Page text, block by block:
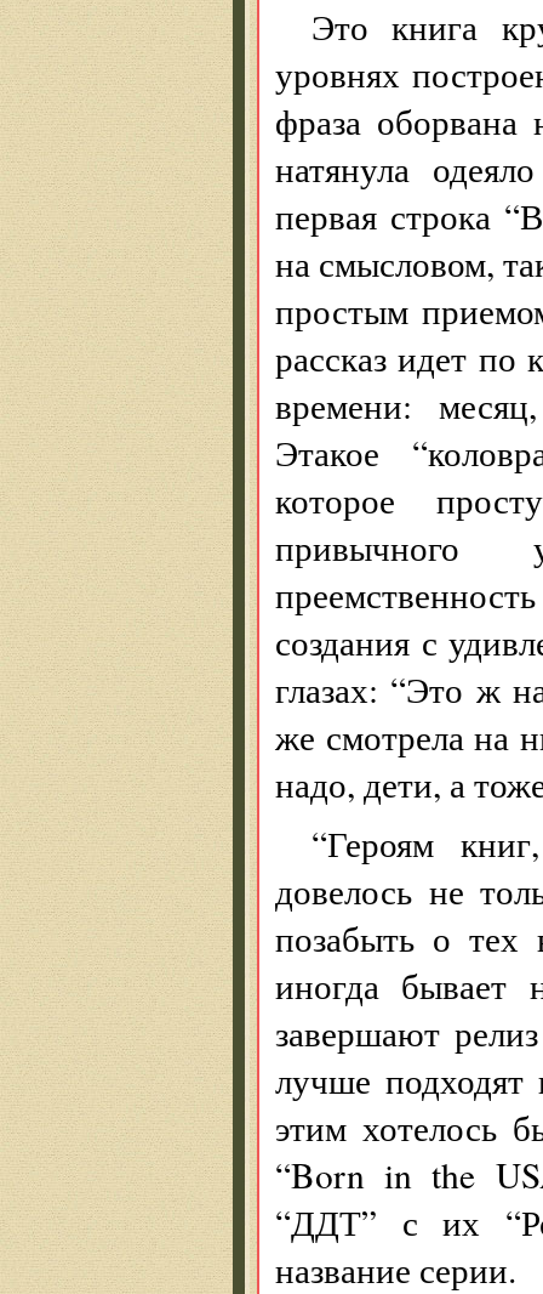
Это книга
уровнях
фраза оборвана
натянула
первая строка
на смысловом,
простым
рассказ идет по
времени:
Этакое
которое
создания с
глазах: “Это ж
же смотрела на
надо, дети, а
“Героям
довелось не
позабыть о тех
иногда
завершают
лучше
этим хотелось
“Born in the
“ДДТ” с их
название серии.